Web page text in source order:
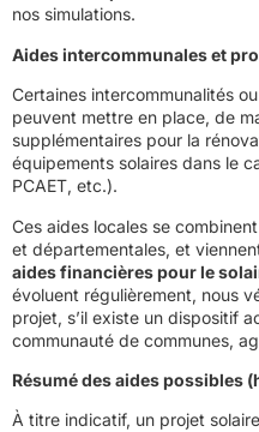
nos simulations.
Aides intercommunales et
Certaines intercommunalités
peuvent mettre en place, de
supplémentaires pour la
équipements solaires dans le
PCAET, etc.).
Ces aides locales se
et départementales, et
aides financières pour le
évoluent régulièrement, nous
projet, s’il existe un dispositif
communauté de communes,
Résumé des aides possibles
À titre indicatif, un projet